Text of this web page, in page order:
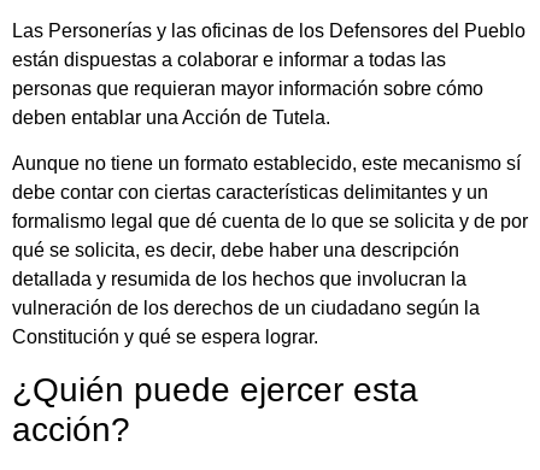
Las Personerías y las oficinas de los Defensores del Pueblo
están dispuestas a colaborar e informar a todas las
personas que requieran mayor información sobre cómo
deben entablar una Acción de Tutela.
Aunque no tiene un formato establecido, este mecanismo sí
debe contar con ciertas características delimitantes y un
formalismo legal que dé cuenta de lo que se solicita y de por
qué se solicita, es decir, debe haber una descripción
detallada y resumida de los hechos que involucran la
vulneración de los derechos de un ciudadano según la
Constitución y qué se espera lograr.
¿Quién puede ejercer esta
acción?